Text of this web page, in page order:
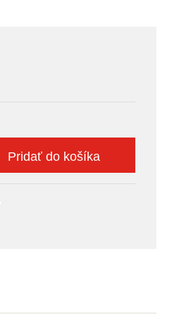
Pridať do košíka